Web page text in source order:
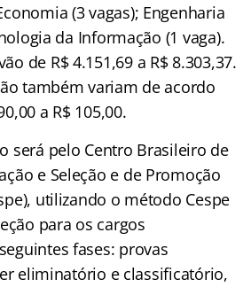
(3 vagas); Engenharia
da Informação (1 vaga).
de R$ 4.151,69 a R$ 8.303,37.
também variam de acordo
a R$ 105,00.
será pelo Centro Brasileiro de
e Seleção e de Promoção
utilizando o método Cespe
para os cargos
fases: provas
eliminatório e classificatório,